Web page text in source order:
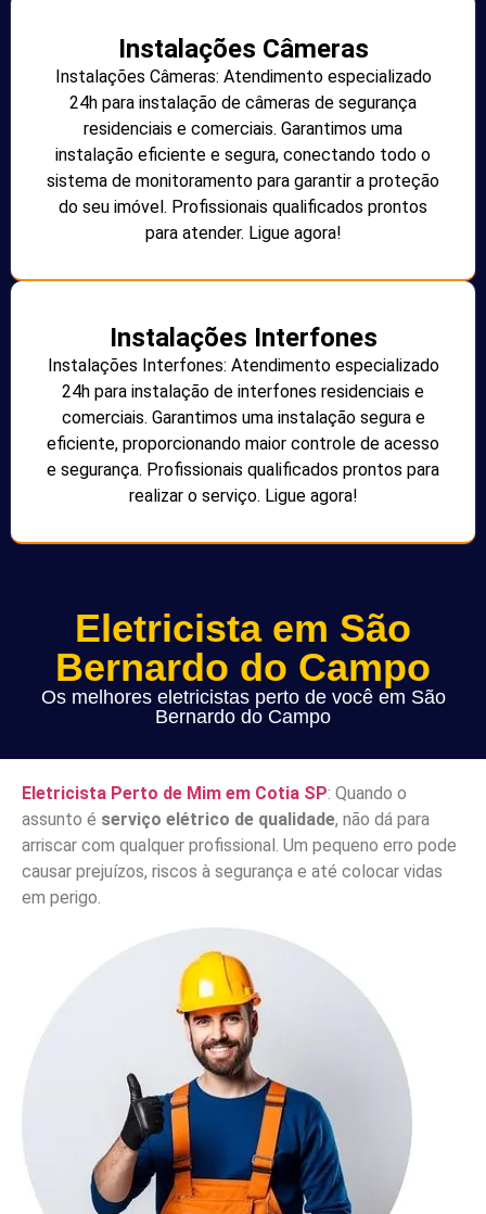
Instalações Câmeras
Instalações Câmeras: Atendimento especializado
24h para instalação de câmeras de segurança
residenciais e comerciais. Garantimos uma
instalação eficiente e segura, conectando todo o
sistema de monitoramento para garantir a proteção
do seu imóvel. Profissionais qualificados prontos
para atender. Ligue agora!
Instalações Interfones
Instalações Interfones: Atendimento especializado
24h para instalação de interfones residenciais e
comerciais. Garantimos uma instalação segura e
eficiente, proporcionando maior controle de acesso
e segurança. Profissionais qualificados prontos para
realizar o serviço. Ligue agora!
Eletricista em São
Bernardo do Campo
Os melhores eletricistas perto de você em São
Bernardo do Campo
Eletricista Perto de Mim em Cotia SP: Quando o
assunto é serviço elétrico de qualidade, não dá para
arriscar com qualquer profissional. Um pequeno erro pode
causar prejuízos, riscos à segurança e até colocar vidas
em perigo.